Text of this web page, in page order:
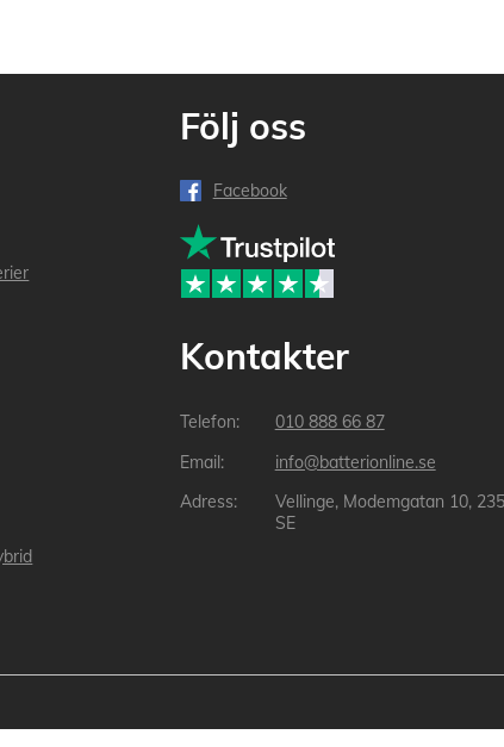
Följ oss
Facebook
Kontakter
010 888 66 87
info@batterionline.se
Vellinge, Modemgatan 10,
SE